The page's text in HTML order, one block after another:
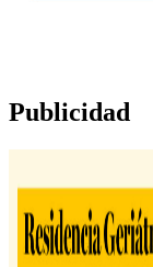
Publicidad